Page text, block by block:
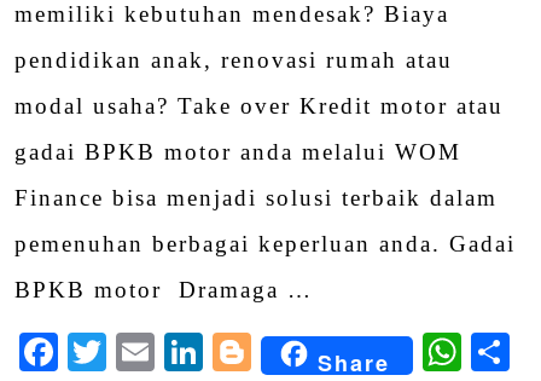
memiliki kebutuhan mendesak? Biaya
pendidikan anak, renovasi rumah atau
modal usaha? Take over Kredit motor atau
gadai BPKB motor anda melalui WOM
Finance bisa menjadi solusi terbaik dalam
pemenuhan berbagai keperluan anda. Gadai
BPKB motor Dramaga …
Facebook
Twitter
EmailLinkedIn
Blogger
Share